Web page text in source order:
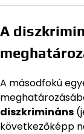
A
A másodfokú
diszkrimináns
következőképp